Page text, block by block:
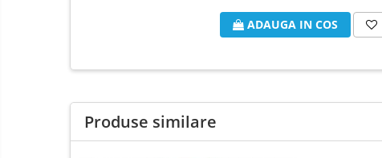
ADAUGA IN COS
Produse similare